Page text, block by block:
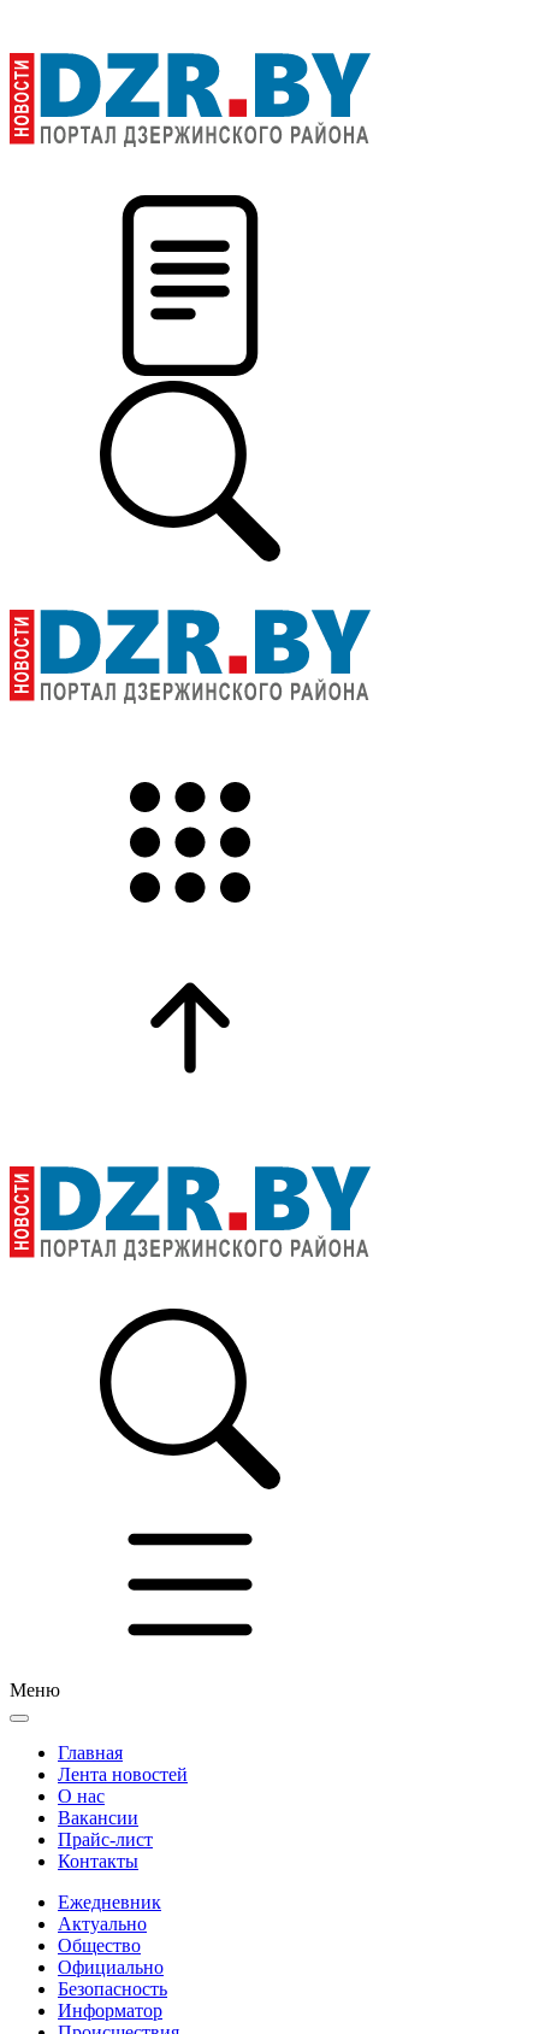
Меню
Главная
Лента новостей
О нас
Вакансии
Прайс-лист
Контакты
Ежедневник
Актуально
Общество
Официально
Безопасность
Информатор